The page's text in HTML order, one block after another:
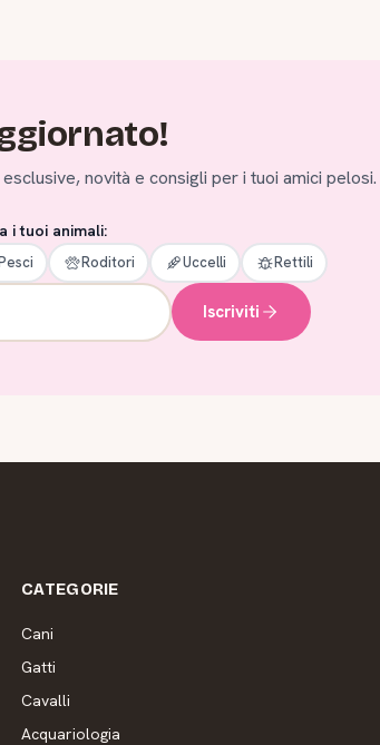
novità e consigli per i tuoi amici pelosi.
i tuoi animali:
Roditori Uccelli Rettili
Iscriviti
CATEGORIE
Cani
Gatti
Cavalli
Acquariologia